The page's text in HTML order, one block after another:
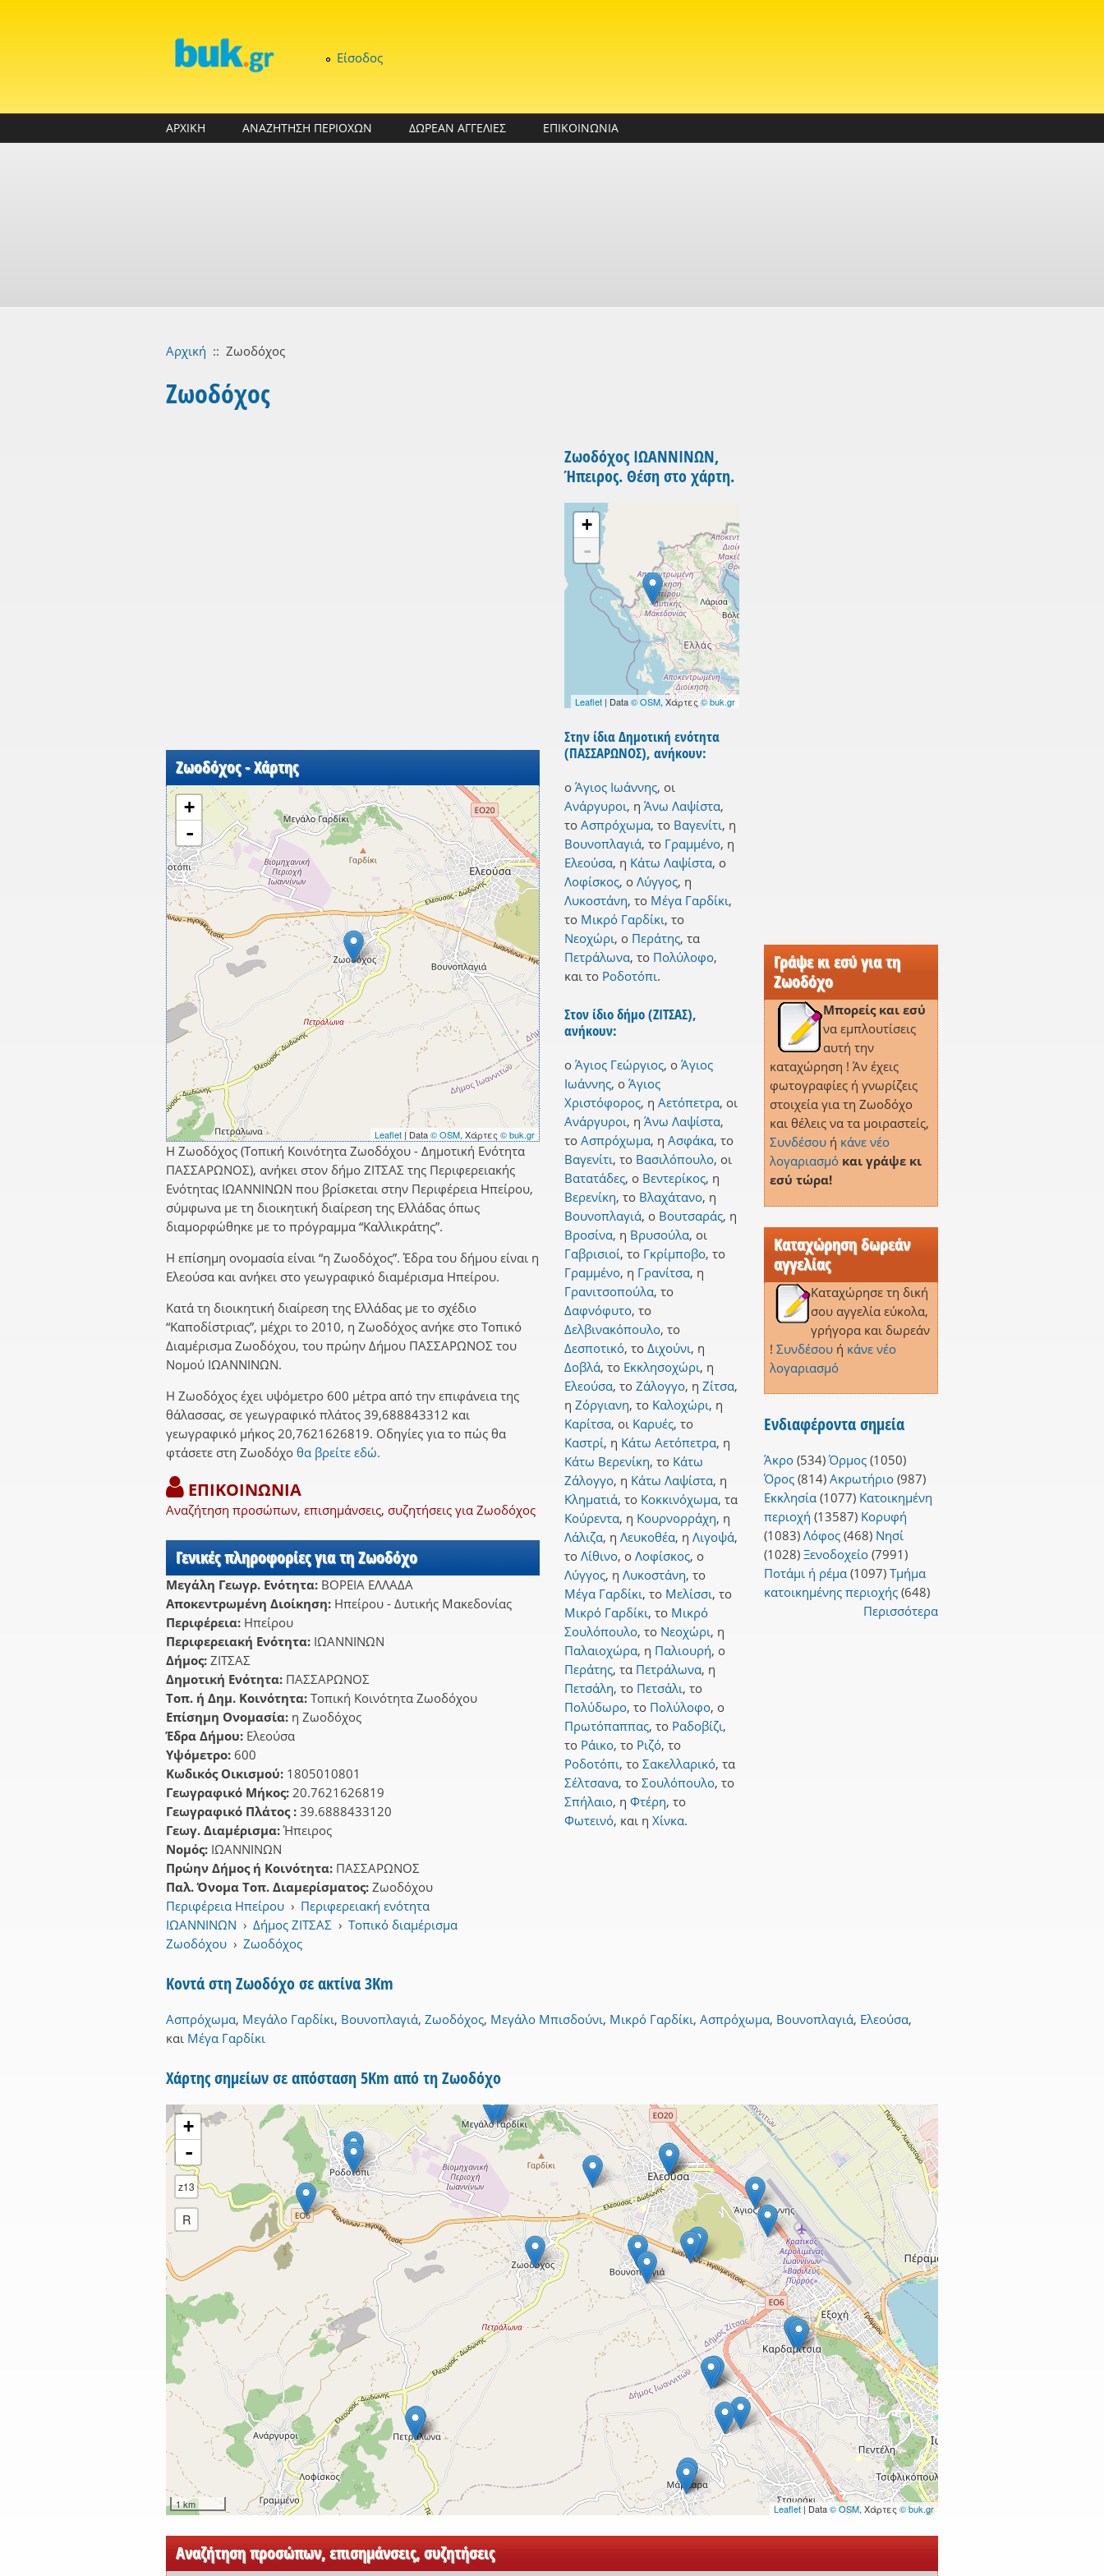
Είσοδος
ΑΡΧΙΚΗ ΑΝΑΖΗΤΗΣΗ ΠΕΡΙΟΧΩΝ ΔΩΡΕΑΝ ΑΓΓΕΛΙΕΣ ΕΠΙΚΟΙΝΩΝΙΑ
Αρχική :: Ζωοδόχος
Ζωοδόχος
Ζωοδόχος - Χάρτης
+
-
Leaflet| Data© OSM, Χάρτες © buk.gr
Η Ζωοδόχος (Τοπική Κοινότητα Ζωοδόχου - Δημοτική Ενότητα
ΠΑΣΣΑΡΩΝΟΣ), ανήκει στον δήμο ΖΙΤΣΑΣ της Περιφερειακής
Ενότητας ΙΩΑΝΝΙΝΩΝ που βρίσκεται στην Περιφέρεια Ηπείρου,
σύμφωνα με τη διοικητική διαίρεση της Ελλάδας όπως
διαμορφώθηκε με το πρόγραμμα “Καλλικράτης”.
Η επίσημη ονομασία είναι “η Ζωοδόχος”. Έδρα του δήμου είναι η
Ελεούσα και ανήκει στο γεωγραφικό διαμέρισμα Ηπείρου.
Κατά τη διοικητική διαίρεση της Ελλάδας με το σχέδιο
“Καποδίστριας”, μέχρι το 2010, η Ζωοδόχος ανήκε στο Τοπικό
Διαμέρισμα Ζωοδόχου, του πρώην Δήμου ΠΑΣΣΑΡΩΝΟΣ του
Νομού ΙΩΑΝΝΙΝΩΝ.
Η Ζωοδόχος έχει υψόμετρο 600 μέτρα από την επιφάνεια της
θάλασσας, σε γεωγραφικό πλάτος 39,688843312 και
γεωγραφικό μήκος 20,7621626819. Οδηγίες για το πώς θα
φτάσετε στη Ζωοδόχο θα βρείτε εδώ.
ΕΠΙΚΟΙΝΩΝΙΑ
Αναζήτηση προσώπων, επισημάνσεις, συζητήσεις για Ζωοδόχος
Γενικές πληροφορίες για τη Ζωοδόχο
Μεγάλη Γεωγρ. Ενότητα: ΒΟΡΕΙΑ ΕΛΛΑΔΑ
Αποκεντρωμένη Διοίκηση: Ηπείρου - Δυτικής Μακεδονίας
Περιφέρεια: Ηπείρου
Περιφερειακή Ενότητα: ΙΩΑΝΝΙΝΩΝ
Δήμος: ΖΙΤΣΑΣ
Δημοτική Ενότητα: ΠΑΣΣΑΡΩΝΟΣ
Τοπ. ή Δημ. Κοινότητα: Τοπική Κοινότητα Ζωοδόχου
Επίσημη Ονομασία: η Ζωοδόχος
Έδρα Δήμου: Ελεούσα
Υψόμετρο: 600
Κωδικός Οικισμού: 1805010801
Γεωγραφικό Μήκος: 20.7621626819
Γεωγραφικό Πλάτος : 39.6888433120
Γεωγ. Διαμέρισμα:Ήπειρος
Νομός: ΙΩΑΝΝΙΝΩΝ
Πρώην Δήμος ή Κοινότητα: ΠΑΣΣΑΡΩΝΟΣ
Παλ. Όνομα Τοπ. Διαμερίσματος: Ζωοδόχου
Περιφέρεια Ηπείρου › Περιφερειακή ενότητα
ΙΩΑΝΝΙΝΩΝ › Δήμος ΖΙΤΣΑΣ › Τοπικό διαμέρισμα
Ζωοδόχου › Ζωοδόχος
Ζωοδόχος ΙΩΑΝΝΙΝΩΝ,
Ήπειρος. Θέση στο χάρτη.
+
-
Leaflet| Data© OSM, Χάρτες© buk.gr
Στην ίδια Δημοτική ενότητα
(ΠΑΣΣΑΡΩΝΟΣ), ανήκουν:
ο Άγιος Ιωάννης, οι
Ανάργυροι, η Άνω Λαψίστα,
το Ασπρόχωμα, το Βαγενίτι, η
Βουνοπλαγιά, το Γραμμένο, η
Ελεούσα, η Κάτω Λαψίστα, ο
Λοφίσκος, ο Λύγγος, η
Λυκοστάνη, το Μέγα Γαρδίκι,
το Μικρό Γαρδίκι, το
Νεοχώρι, ο Περάτης, τα
Πετράλωνα, το Πολύλοφο,
και το Ροδοτόπι.
Στον ίδιο δήμο (ΖΙΤΣΑΣ),
ανήκουν:
ο Άγιος Γεώργιος, ο Άγιος
Ιωάννης, ο Άγιος
Χριστόφορος, η Αετόπετρα, οι
Ανάργυροι, η Άνω Λαψίστα,
το Ασπρόχωμα, η Ασφάκα, το
Βαγενίτι, το Βασιλόπουλο, οι
Βατατάδες, ο Βεντερίκος, η
Βερενίκη, το Βλαχάτανο, η
Βουνοπλαγιά, ο Βουτσαράς, η
Βροσίνα, η Βρυσούλα, οι
Γαβρισιοί, το Γκρίμποβο, το
Γραμμένο, η Γρανίτσα, η
Γρανιτσοπούλα, το
Δαφνόφυτο, το
Δελβινακόπουλο, το
Δεσποτικό, το Διχούνι, η
Δοβλά, το Εκκλησοχώρι, η
Ελεούσα, το Ζάλογγο, η Ζίτσα,
η Ζόργιανη, το Καλοχώρι, η
Καρίτσα, οι Καρυές, το
Καστρί, η Κάτω Αετόπετρα, η
Κάτω Βερενίκη, το Κάτω
Ζάλογγο, η Κάτω Λαψίστα, η
Κληματιά, το Κοκκινόχωμα, τα
Κούρεντα, η Κουρνορράχη, η
Λάλιζα, η Λευκοθέα, η Λιγοψά,
το Λίθινο, ο Λοφίσκος, ο
Λύγγος, η Λυκοστάνη, το
Μέγα Γαρδίκι, το Μελίσσι, το
Μικρό Γαρδίκι, το Μικρό
Σουλόπουλο, το Νεοχώρι, η
Παλαιοχώρα, η Παλιουρή, ο
Περάτης, τα Πετράλωνα, η
Πετσάλη, το Πετσάλι, το
Πολύδωρο, το Πολύλοφο, ο
Πρωτόπαππας, το Ραδοβίζι,
το Ράικο, το Ριζό, το
Ροδοτόπι, το Σακελλαρικό, τα
Σέλτσανα, το Σουλόπουλο, το
Σπήλαιο, η Φτέρη, το
Φωτεινό, και η Χίνκα.
Γράψε κι εσύ για τη
Ζωοδόχο
Μπορείς και εσύ
να εμπλουτίσεις
αυτή την
καταχώρηση ! Άν έχεις
φωτογραφίες ή γνωρίζεις
στοιχεία για τη Ζωοδόχο
και θέλεις να τα μοιραστείς,
Συνδέσουή κάνε νέο
λογαριασμό και γράψε κι
εσύ τώρα!
Καταχώρηση δωρεάν
αγγελίας
Καταχώρησε τη δική
σου αγγελία εύκολα,
γρήγορα και δωρεάν
! Συνδέσουή κάνε νέο
λογαριασμό
Ενδιαφέροντα σημεία
Άκρο(534) Όρμος(1050)
Όρος(814) Ακρωτήριο(987)
Εκκλησία(1077) Κατοικημένη
περιοχή (13587) Κορυφή
(1083) Λόφος(468) Νησί
(1028) Ξενοδοχείο(7991)
Ποτάμι ή ρέμα(1097) Τμήμα
κατοικημένης περιοχής(648)
Περισσότερα
Κοντά στη Ζωοδόχο σε ακτίνα 3Km
Ασπρόχωμα, Μεγάλο Γαρδίκι, Βουνοπλαγιά, Ζωοδόχος, Μεγάλο Μπισδούνι, Μικρό Γαρδίκι, Ασπρόχωμα, Βουνοπλαγιά, Ελεούσα,
και Μέγα Γαρδίκι
Χάρτης σημείων σε απόσταση 5Km από τη Ζωοδόχο
+
-
z13
R
1 km Leaflet | Data© OSM, Χάρτες© buk.gr
Αναζήτηση προσώπων, επισημάνσεις, συζητήσεις